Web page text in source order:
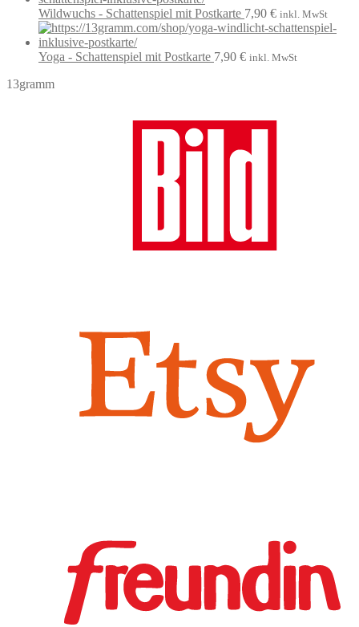
Wildwuchs - Schattenspiel mit Postkarte 7,90 € inkl. MwSt
Yoga - Schattenspiel mit Postkarte 7,90 € inkl. MwSt
13gramm